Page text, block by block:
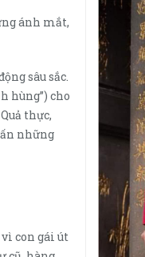
ánh mắt,
sâu sắc.
hùng”) cho
thực,
những
con gái út